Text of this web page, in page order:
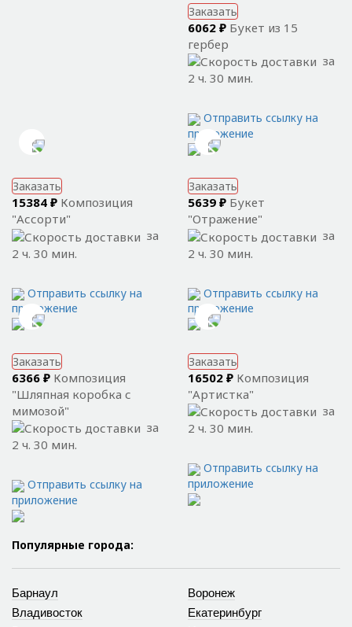
Заказать
6062 ₽ Букет из 15
гербер
за
2 ч. 30 мин.
Отправить ссылку на
приложение
Заказать
15384 ₽ Композиция
"Ассорти"
за
2 ч. 30 мин.
Отправить ссылку на
приложение
Заказать
5639 ₽ Букет
"Отражение"
за
2 ч. 30 мин.
Отправить ссылку на
приложение
Заказать
6366 ₽ Композиция
"Шляпная коробка с
мимозой"
за
2 ч. 30 мин.
Отправить ссылку на
приложение
Заказать
16502 ₽ Композиция
"Артистка"
за
2 ч. 30 мин.
Отправить ссылку на
приложение
Популярные города:
Барнаул
Владивосток
Воронеж
Екатеринбург